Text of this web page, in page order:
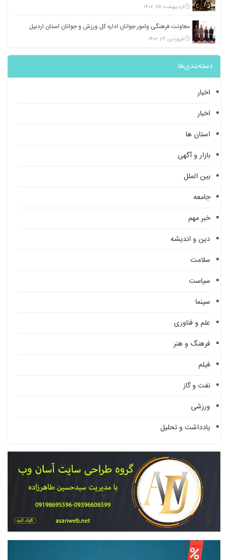
اردیبهشت ۲۵, ۱۴۰۲
معاونت فرهنگی وامور جوانان اداره کل ورزش و جوانان استان اردبیل
فروردین ۲۶, ۱۴۰۲
دسته‌بندی‌ها
اخبار
اخبار
استان ها
بازار و آگهی
بین الملل
جامعه
خبر مهم
دین و اندیشه
سلامت
سیاست
سینما
علم و فناوری
فرهنگ و هنر
فیلم
نفت و گاز
ورزشی
یادداشت و تحلیل